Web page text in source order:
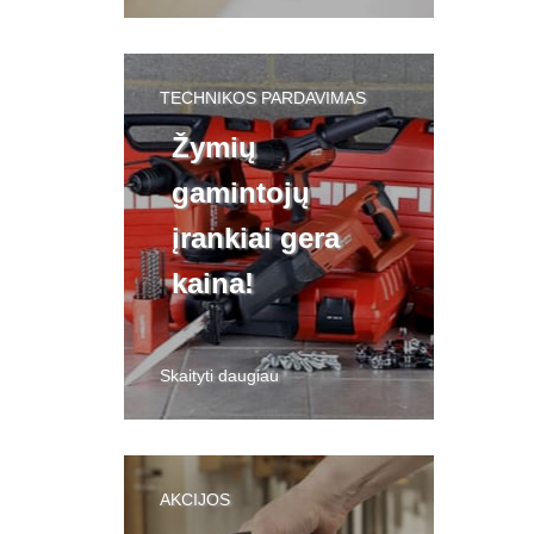
TECHNIKOS PARDAVIMAS
Žymių
gamintojų
įrankiai gera
kaina!
Skaityti daugiau
AKCIJOS